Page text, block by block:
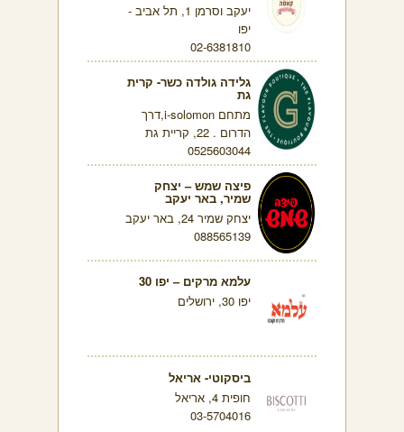
יעקב וסרמן 1, תל אביב -
יפו
02-6381810
גלידה גולדה כשר- קרית
גת
מתחם i-solomon,דרך
הדרום . 22, קריית גת
0525603044
פיצה שמש – יצחק
שמיר, באר יעקב
יצחק שמיר 24, באר יעקב
088565139
עלמא מרקים – יפו 30
יפו 30, ירושלים
ביסקוטי- אריאל
חופית 4, אריאל
03-5704016